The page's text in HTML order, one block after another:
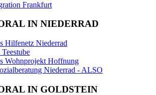
Frankfurt
IN NIEDERRAD
Hilfenetz Niederrad
Wohnprojekt Hoffnung
Niederrad - ALSO
IN GOLDSTEIN